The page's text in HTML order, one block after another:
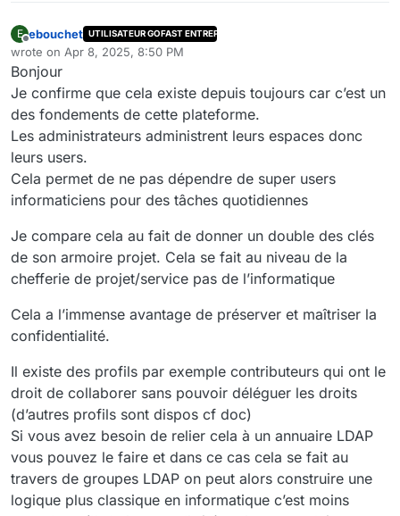
E
Offline
ebouchet UTILISATEUR GOFAST ENTREPRISE
wrote on Apr 8, 2025, 8:50 PM
last edited by
Bonjour
Je confirme que cela existe depuis toujours car c’est un
des fondements de cette plateforme.
Les administrateurs administrent leurs espaces donc
leurs users.
Cela permet de ne pas dépendre de super users
informaticiens pour des tâches quotidiennes
Je compare cela au fait de donner un double des clés
de son armoire projet. Cela se fait au niveau de la
chefferie de projet/service pas de l’informatique
Cela a l’immense avantage de préserver et maîtriser la
confidentialité.
Il existe des profils par exemple contributeurs qui ont le
droit de collaborer sans pouvoir déléguer les droits
(d’autres profils sont dispos cf doc)
Si vous avez besoin de relier cela à un annuaire LDAP
vous pouvez le faire et dans ce cas cela se fait au
travers de groupes LDAP on peut alors construire une
logique plus classique en informatique c’est moins